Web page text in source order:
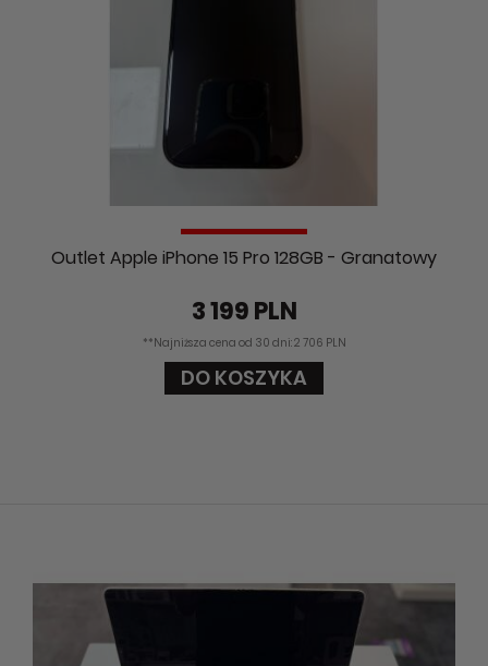
Outlet Apple iPhone 15 Pro 128GB - Granatowy
3 199 PLN
**Najniższa cena od 30 dni: 2 706 PLN
DO KOSZYKA